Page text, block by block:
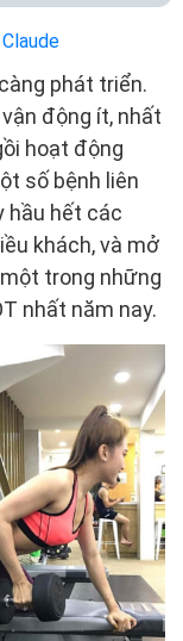
Claude
phát triển.
động ít, nhất
hoạt động
số bệnh liên
hầu hết các
khách, và mở
trong những
nhất năm nay.